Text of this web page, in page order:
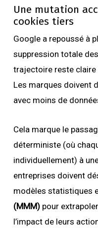
Une mutation
cookies tiers
Google a repoussé à
suppression totale
trajectoire reste claire
Les marques doivent
avec moins de
Cela marque le
déterministe (où
individuellement) à
entreprises doivent
modèles statistiques
(MMM)pour
l’impact de leurs